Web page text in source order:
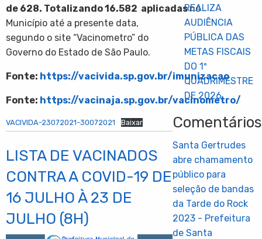
de 628. Totalizando16.582 aplicadasno
Município até a presente data,
segundo o site “Vacinometro” do
Governo do Estado de São Paulo.
Fonte: https://vacivida.sp.gov.br/imunizacao
Fonte: https://vacinaja.sp.gov.br/vacinometro/
VACIVIDA-23072021-30072021 Baixar
LISTA DE VACINADOS
CONTRA A COVID-19 DE
16 JULHO À 23 DE
JULHO (8H)
REALIZA
AUDIÊNCIA
PÚBLICA DAS
METAS FISCAIS
DO 1º
QUADRIMESTRE
DE 2026
Comentários
Santa Gertrudes
abre chamamento
público para
seleção de bandas
da Tarde do Rock
2023 - Prefeitura
de Santa